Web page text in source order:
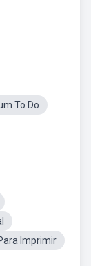
To Do
Imprimir